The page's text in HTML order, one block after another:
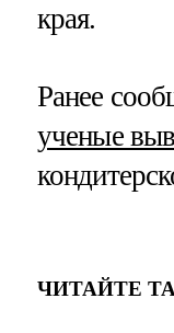
края.
Ранее
ученые
ЧИТАЙТЕ